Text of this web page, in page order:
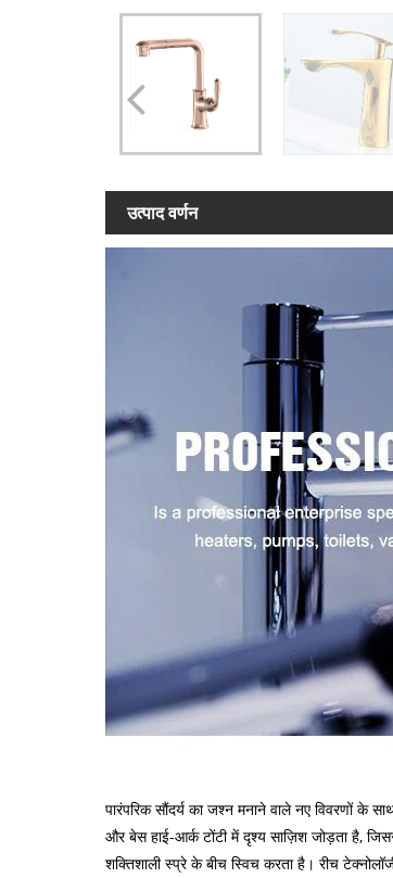
उत्पाद वर्णन
पारंपरिक सौंदर्य का जश्न मनाने वाले नए विवरणों के
और बेस हाई-आर्क टोंटी में दृश्य साज़िश जोड़ता है,
शक्तिशाली स्प्रे के बीच स्विच करता है। रीच